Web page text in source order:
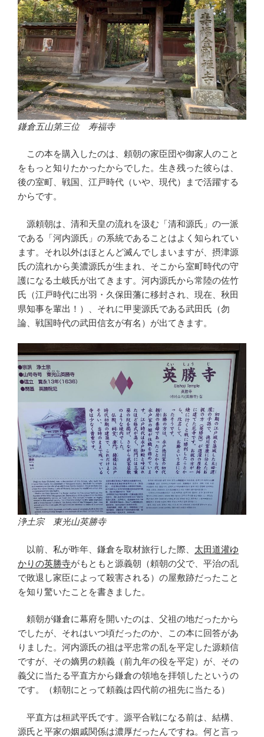
鎌倉五山第三位 寿福寺
この本を購入したのは、頼朝の家臣団や御家人のこと
をもっと知りたかったからでした。生き残った彼らは、
後の室町、戦国、江戸時代（いや、現代）まで活躍する
からです。
源頼朝は、清和天皇の流れを汲む「清和源氏」の一派
である「河内源氏」の系統であることはよく知られてい
ます。それ以外はほとんど滅んでしまいますが、摂津源
氏の流れから美濃源氏が生まれ、そこから室町時代の守
護になる土岐氏が出てきます。河内源氏から常陸の佐竹
氏（江戸時代に出羽・久保田藩に移封され、現在、秋田
県知事を輩出！）、それに甲斐源氏である武田氏（勿
論、戦国時代の武田信玄が有名）が出てきます。
浄土宗 東光山英勝寺
以前、私が昨年、鎌倉を取材旅行した際、 太田道灌ゆ
かりの英勝寺がもともと源義朝（頼朝の父で、平治の乱
で敗退し家臣によって殺害される）の屋敷跡だったこと
を知り驚いたことを書きました。
頼朝が鎌倉に幕府を開いたのは、父祖の地だったから
でしたが、それはいつ頃だったのか、この本に回答があ
りました。河内源氏の祖は平忠常の乱を平定した源頼信
ですが、その嫡男の頼義（前九年の役を平定）が、その
義父に当たる平直方から鎌倉の領地を拝領したというの
です。（頼朝にとって頼義は四代前の祖先に当たる）
平直方は桓武平氏です。源平合戦になる前は、結構、
源氏と平家の姻戚関係は濃厚だったんですね。何と言っ